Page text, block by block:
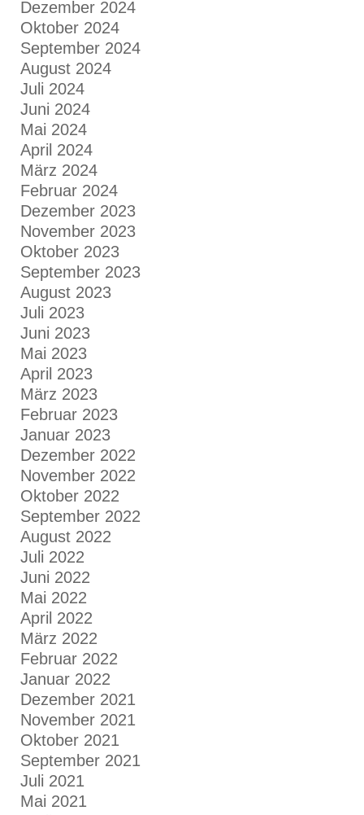
Dezember 2024
Oktober 2024
September 2024
August 2024
Juli 2024
Juni 2024
Mai 2024
April 2024
März 2024
Februar 2024
Dezember 2023
November 2023
Oktober 2023
September 2023
August 2023
Juli 2023
Juni 2023
Mai 2023
April 2023
März 2023
Februar 2023
Januar 2023
Dezember 2022
November 2022
Oktober 2022
September 2022
August 2022
Juli 2022
Juni 2022
Mai 2022
April 2022
März 2022
Februar 2022
Januar 2022
Dezember 2021
November 2021
Oktober 2021
September 2021
Juli 2021
Mai 2021